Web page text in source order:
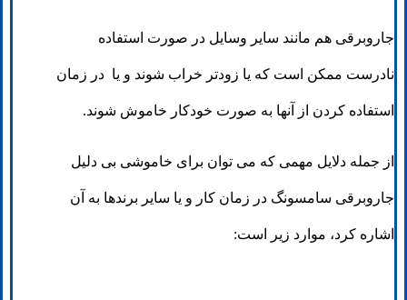
جاروبرقی هم مانند سایر وسایل در صورت استفاده
نادرست ممکن است که یا زودتر خراب شوند و یا در زمان
استفاده کردن از آنها به صورت خودکار خاموش شوند.
از جمله دلایل مهمی که می توان برای خاموشی بی دلیل
جاروبرقی سامسونگ در زمان کار و یا سایر برندها به آن
اشاره کرد، موارد زیر است: